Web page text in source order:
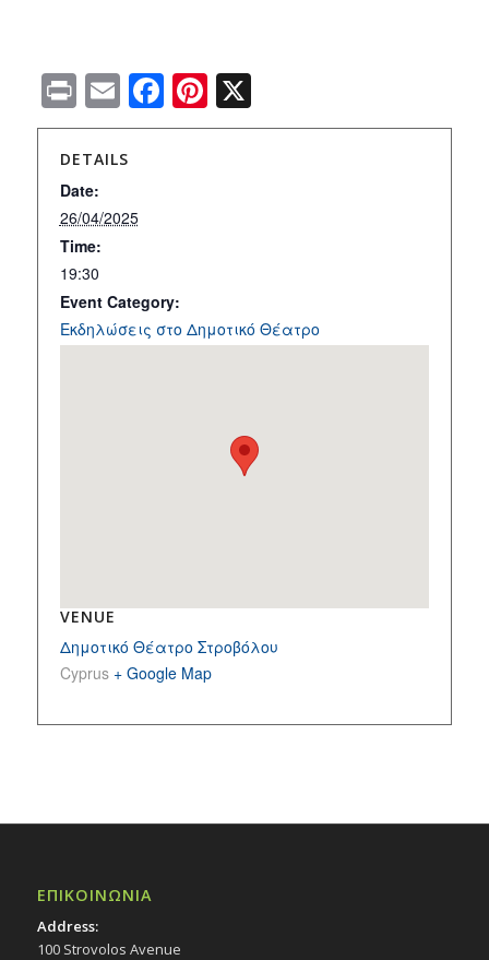
PrintEmailFacebook
Pinterest
X
DETAILS
Date:
26/04/2025
Time:
19:30
Event Category:
Εκδηλώσεις στο Δημοτικό Θέατρο
VENUE
Δημοτικό Θέατρο Στροβόλου
Cyprus + Google Map
ΕΠΙΚΟΙΝΩΝΙΑ
Address:
100 Strovolos Avenue